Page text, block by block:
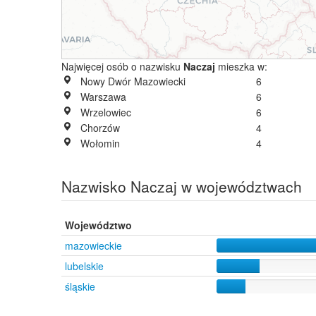
Najwięcej osób o nazwisku Naczaj mieszka w:
Nowy Dwór Mazowiecki
6
Warszawa
6
Wrzelowiec
6
Chorzów
4
Wołomin
4
Nazwisko Naczaj w województwach
Województwo
mazowieckie
lubelskie
śląskie